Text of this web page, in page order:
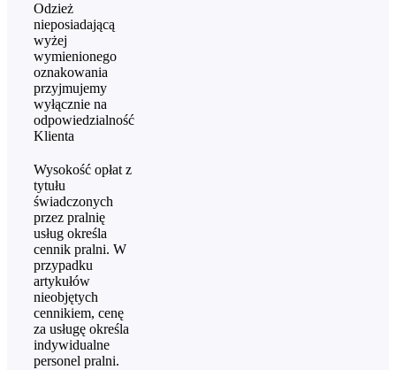
Odzież
nieposiadającą
wyżej
wymienionego
oznakowania
przyjmujemy
wyłącznie na
odpowiedzialność
Klienta
Wysokość opłat z
tytułu
świadczonych
przez pralnię
usług określa
cennik pralni. W
przypadku
artykułów
nieobjętych
cennikiem, cenę
za usługę określa
indywidualne
personel pralni.